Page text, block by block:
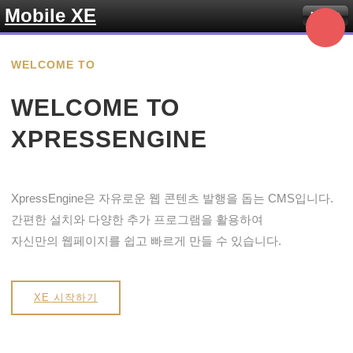
Mobile XE Menu
WELCOME TO
WELCOME TO
XPRESSENGINE
XpressEngine은 자유로운 웹 콘텐츠 발행을 돕는 CMS입니다.
간편한 설치와 다양한 추가 프로그램을 활용하여
자신만의 웹페이지를 쉽고 빠르게 만들 수 있습니다.
XE 시작하기